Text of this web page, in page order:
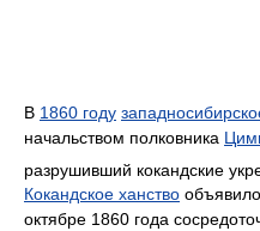
В 1860 году
начальством полковника
разрушивший кокандские
Кокандское ханство
октябре 1860 года